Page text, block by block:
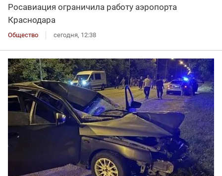
Росавиация ограничила работу аэропорта
Краснодара
Общество сегодня, 12:38